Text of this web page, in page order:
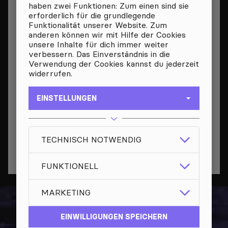
FOR HEADS DOWN
STILL
AUSFREUDENBERG
FOR HEADS DOWN
IN THIS CASE
AUSFREUDENBERG
FOR HEADS DOWN
FOR HEADS DOWN
STORM WARNING
AUSFREUDENBERG
haben zwei Funktionen: Zum einen sind sie
erforderlich für die grundlegende
Funktionalität unserer Website. Zum
anderen können wir mit Hilfe der Cookies
unsere Inhalte für dich immer weiter
verbessern. Das Einverständnis in die
Verwendung der Cookies kannst du jederzeit
widerrufen.
EINSTELLUNGEN
TECHNISCH NOTWENDIG
FUNKTIONELL
MARKETING
EINWILLIGUNGEN SPEICHERN